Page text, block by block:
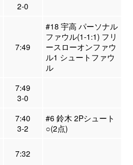
2-0
7:49
#18 宇高 パーソナル
ファウル(1-1:1) フリ
ースローオンファウ
ル1 シュートファウ
ル
7:49
3-0
7:40
3-2
#6 鈴木 2Pシュート
○(2点)
7:32